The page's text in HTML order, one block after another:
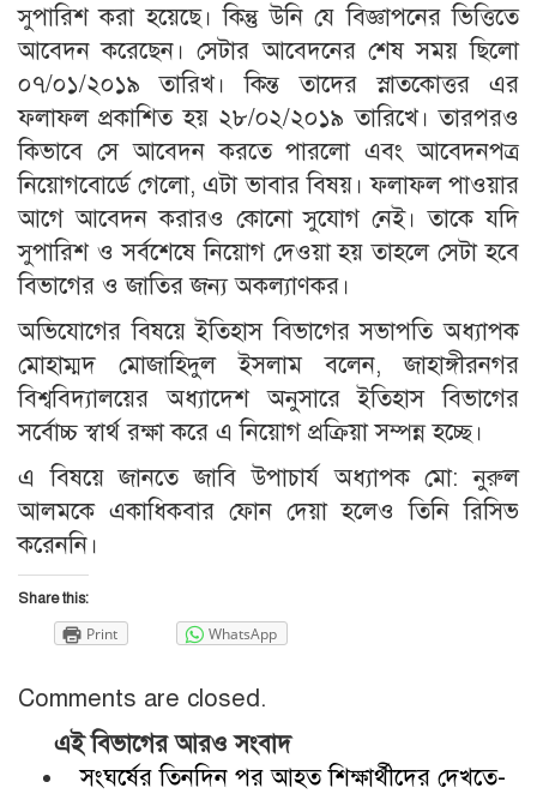
সুপারিশ করা হয়েছে। কিন্তু উনি যে বিজ্ঞাপনের ভিত্তিতে
আবেদন করেছেন। সেটার আবেদনের শেষ সময় ছিলো
০৭/০১/২০১৯ তারিখ। কিন্ত তাদের স্নাতকোত্তর এর
ফলাফল প্রকাশিত হয় ২৮/০২/২০১৯ তারিখে। তারপরও
কিভাবে সে আবেদন করতে পারলো এবং আবেদনপত্র
নিয়োগবোর্ডে গেলো, এটা ভাবার বিষয়। ফলাফল পাওয়ার
আগে আবেদন করারও কোনো সুযোগ নেই। তাকে যদি
সুপারিশ ও সর্বশেষে নিয়োগ দেওয়া হয় তাহলে সেটা হবে
বিভাগের ও জাতির জন্য অকল্যাণকর।
অভিযোগের বিষয়ে ইতিহাস বিভাগের সভাপতি অধ্যাপক
মোহাম্মদ মোজাহিদুল ইসলাম বলেন, জাহাঙ্গীরনগর
বিশ্ববিদ্যালয়ের অধ্যাদেশ অনুসারে ইতিহাস বিভাগের
সর্বোচ্চ স্বার্থ রক্ষা করে এ নিয়োগ প্রক্রিয়া সম্পন্ন হচ্ছে।
এ বিষয়ে জানতে জাবি উপাচার্য অধ্যাপক মো: নুরুল
আলমকে একাধিকবার ফোন দেয়া হলেও তিনি রিসিভ
করেননি।
Share this:
Print WhatsApp
Comments are closed.
এই বিভাগের আরও সংবাদ
সংঘর্ষের তিনদিন পর আহত শিক্ষার্থীদের দেখতে-